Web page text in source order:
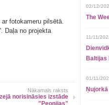
fotokameru pilsētā.
Daļa no projekta
Nākamais raksts
norisināsies izstāde
"Peonijas"
02/12/
The
11/11/
Baltijas
01/11/